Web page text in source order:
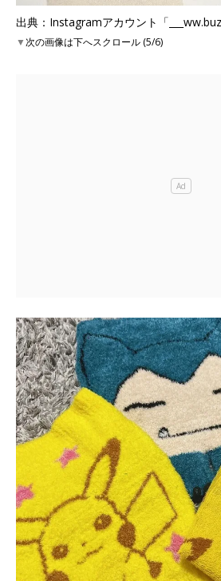
出典：Instagramアカウント「
▼次の画像は下へスクロール (5/6)